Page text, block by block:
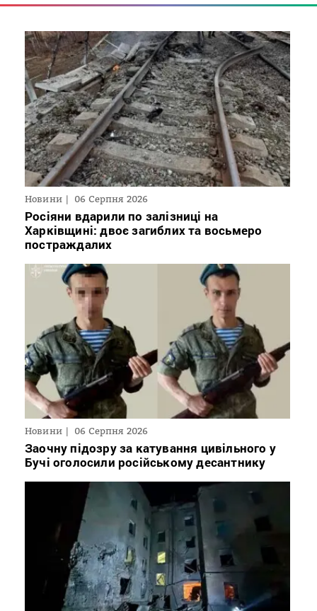
Новини 06 Серпня 2026
Росіяни вдарили по залізниці на
Харківщині: двоє загиблих та восьмеро
постраждалих
Новини 06 Серпня 2026
Заочну підозру за катування цивільного у
Бучі оголосили російському десантнику